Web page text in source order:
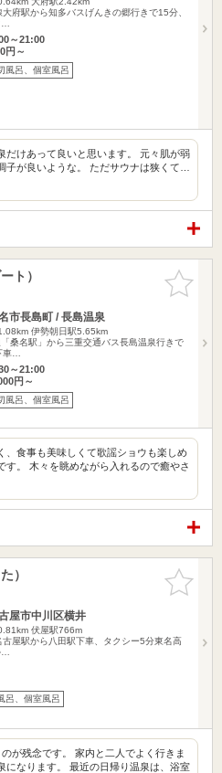
府駅から知多バスげんきの郷行きで15分、
～21:00
円～
風呂、個室風呂
だけあって良いと思います。 元々肌が弱
子が良いような。 ただサウナは狭くて…
お気に入
りに追加
ト）
市長島町 / 長島温泉
伊勢朝日駅5.65km
桑名駅」から三重交通バス長島温泉行きで
車…
～21:00
円～
風呂、個室風呂
、食事も美味しくて歌謡ショウも楽しめ
す。 木々を眺めながら入れるので癒やさ
お気に入
りに追加
）
屋市中川区横井
伏屋駅766m
古屋駅から八田駅下車、タクシー5分東名高
呂、個室風呂
が残念です。 家内と二人でよく行きま
になります。 最近の日帰り温泉は、浴室